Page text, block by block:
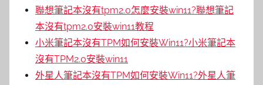
聯想筆記本沒有tpm2.0怎麼安裝win11?聯想筆記
本沒有tpm2.0安裝win11教程
小米筆記本沒有TPM如何安裝Win11?小米筆記本
沒有TPM2.0安裝win11
外星人筆記本沒有TPM如何安裝Win11?外星人筆